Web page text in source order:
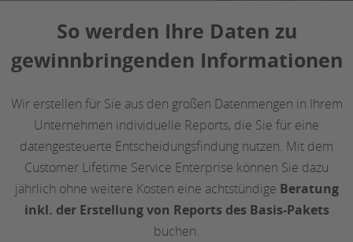
So werden Ihre Daten zu
gewinnbringenden Informationen
Wir erstellen für Sie aus den großen Datenmengen in Ihrem
Unternehmen individuelle Reports, die Sie für eine
datengesteuerte Entscheidungsfindung nutzen. Mit dem
Customer Lifetime Service Enterprise können Sie dazu
jährlich ohne weitere Kosten eine achtstündige Beratung
inkl. der Erstellung von Reports des Basis-Pakets
buchen.